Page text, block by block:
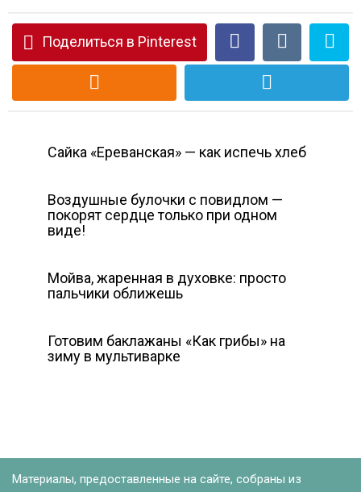
Поделиться в Pinterest
Сайка «Ереванская» — как испечь хлеб
Воздушные булочки с повидлом —
покорят сердце только при одном
виде!
Мойва, жаренная в духовке: просто
пальчики оближешь
Готовим баклажаны «Как грибы» на
зиму в мультиварке
Материалы, предоставленные на сайте, собраны из